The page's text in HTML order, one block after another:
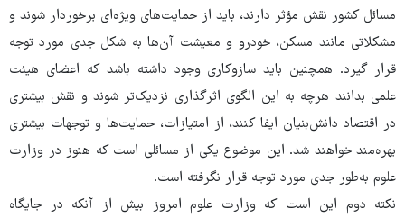
مسائل کشور نقش مؤثر دارند، باید از حمایت‌های ویژه‌ای برخوردار شوند و
مشکلاتی مانند مسکن، خودرو و معیشت آن‌ها به شکل جدی مورد توجه
قرار گیرد. همچنین باید سازوکاری وجود داشته باشد که اعضای هیئت
علمی بدانند هرچه به این الگوی اثرگذاری نزدیک‌تر شوند و نقش بیشتری
در اقتصاد دانش‌بنیان ایفا کنند، از امتیازات، حمایت‌ها و توجهات بیشتری
بهره‌مند خواهند شد. این موضوع یکی از مسائلی است که هنوز در وزارت
علوم به‌طور جدی مورد توجه قرار نگرفته است.
نکته دوم این است که وزارت علوم امروز بیش از آنکه در جایگاه